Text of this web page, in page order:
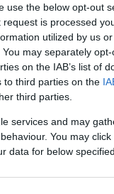
use the below opt-out
is processed
utilized by us
may separately
on the IAB’s list of
to third parties on the
third parties.
services and may
You may
data for below
Κύπρο
χτυπήματα